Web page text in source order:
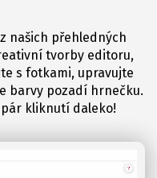
našich přehledných
tvorby editoru,
s fotkami, upravujte
barvy pozadí hrnečku.
kliknutí daleko!